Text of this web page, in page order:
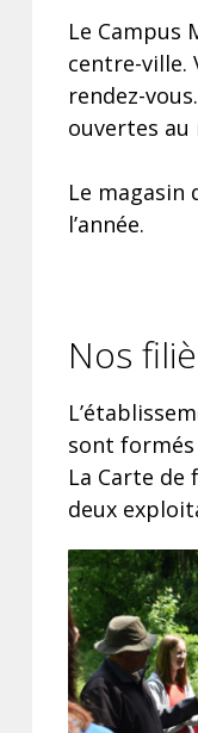
Le Campus
centre-ville.
rendez-
ouvertes au
Le
l’année.
Nos
sont formés
La Carte de
deux